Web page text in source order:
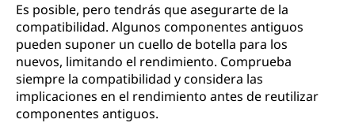
Es posible, pero tendrás que asegurarte de la
compatibilidad. Algunos componentes antiguos
pueden suponer un cuello de botella para los
nuevos, limitando el rendimiento. Comprueba
siempre la compatibilidad y considera las
implicaciones en el rendimiento antes de reutilizar
componentes antiguos.